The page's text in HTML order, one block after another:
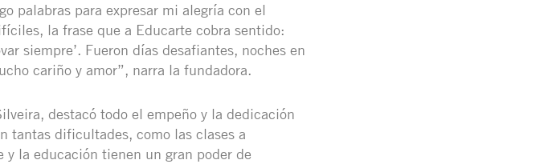
palabras para expresar mi alegría con el
la frase que a Educarte cobra sentido:
siempre’. Fueron días desafiantes, noches en
cariño y amor”, narra la fundadora.
destacó todo el empeño y la dedicación
tantas dificultades, como las clases a
la educación tienen un gran poder de